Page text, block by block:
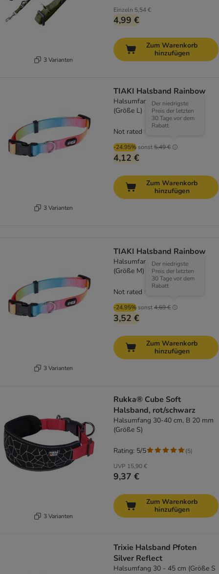
3 Varianten
Einzeln 5,54 €
4,99 €
Zum Warenkorb
hinzufügen
3 Varianten
TIAKI Halsband Rainbow
Halsumfang ca. 45 - 66 cm
(Größe L)
-24.95% sonst5,49 €
Der niedrigste
Preis der letzten
30 Tage vor dem
Rabatt
4,12 €
Not rated
Zum Warenkorb
hinzufügen
3 Varianten
TIAKI Halsband Rainbow
Halsumfang ca. 35 - 50 cm
(Größe M)
-24.95% sonst4,69 €
Der niedrigste
Preis der letzten
30 Tage vor dem
Rabatt
3,52 €
Not rated
Zum Warenkorb
hinzufügen
3 Varianten
Rukka® Cube Soft
Halsband, rot/schwarz
Halsumfang 30-40 cm, B 20 mm
(Größe S)
UVP 15,90 €
9,37 €
Rating: 5/5 (5)
Zum Warenkorb
hinzufügen
Trixie Halsband Pfoten
Silver Reflect
Halsumfang 30 - 45 cm (Größe S